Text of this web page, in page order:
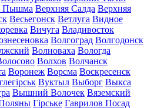
Пышма Верхняя Салда Верхняя
Весьегонск Ветлуга Видное
Вичуга Владивосток
Волгоград Волгодонск
Волноваха Вологда
Волхов Волчанск
Воронеж Ворсма Воскресенск
Вуктыл Выборг Выкса
Вышний Волочек Вяземский
Гірське Гаврилов Посад